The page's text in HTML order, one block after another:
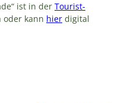
ist in der Tourist-
oder kann hier digital